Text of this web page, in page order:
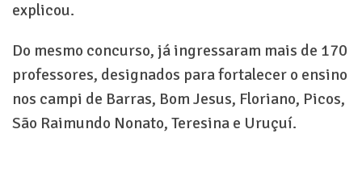
explicou.
Do mesmo concurso, já ingressaram mais de 170
professores, designados para fortalecer o ensino
nos campi de Barras, Bom Jesus, Floriano, Picos,
São Raimundo Nonato, Teresina e Uruçuí.